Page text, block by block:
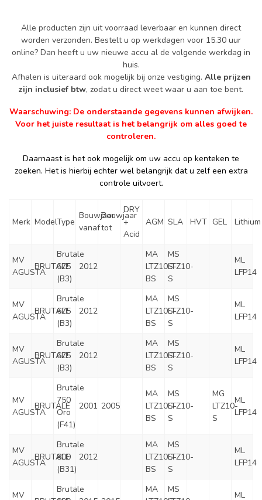
Alle producten zijn uit voorraad leverbaar en kunnen direct
worden verzonden. Bestelt u op werkdagen voor 15.30 uur
online? Dan heeft u uw nieuwe accu al de volgende werkdag in
huis.
Afhalen is uiteraard ook mogelijk bij onze vestiging. Alle prijzen
zijn inclusief btw, zodat u direct weet waar u aan toe bent.
Waarschuwing: De onderstaande gegevens kunnen afwijken.
Voor het juiste resultaat is het belangrijk om alles goed te
controleren.
Daarnaast is het ook mogelijk om uw accu op kenteken te
zoeken. Het is hierbij echter wel belangrijk dat u zelf een extra
controle uitvoert.
Merk ModelType
Bouwjaar
vanaf
Bouwjaar
tot
DRY
+
Acid
AGM SLA HVT GEL Lithium
MV
AGUSTA
BRUTALE
Brutale
675
(B3)
2012
MA
LTZ10S-
BS
MS
LTZ10-
S
ML
LFP14
MV
AGUSTA
BRUTALE
Brutale
675
(B3)
2012
MA
LTZ10S-
BS
MS
LTZ10-
S
ML
LFP14
MV
AGUSTA
BRUTALE
Brutale
675
(B3)
2012
MA
LTZ10S-
BS
MS
LTZ10-
S
ML
LFP14
MV
AGUSTA
BRUTALE
Brutale
750
Oro
(F41)
2001 2005
MA
LTZ10S-
BS
MS
LTZ10-
S
MG
LTZ10-
S
ML
LFP14
MV
AGUSTA
BRUTALE
Brutale
800
(B31)
2012
MA
LTZ10S-
BS
MS
LTZ10-
S
ML
LFP14
MV
Brutale
MA
MS
ML